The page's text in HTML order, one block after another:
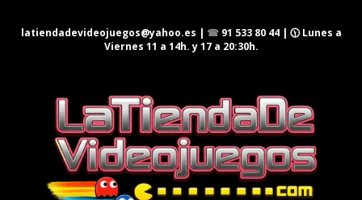
latiendadevideojuegos@yahoo.es | ☎ 91 533 80 44| 🕦 Lunes a
Viernes 11 a 14h. y 17 a 20:30h.